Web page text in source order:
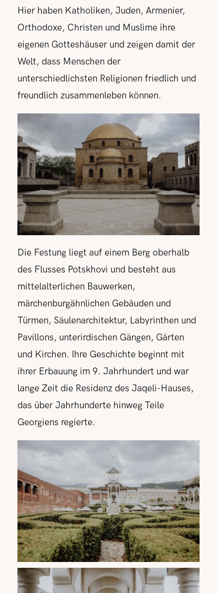
Hier haben Katholiken, Juden, Armenier,
Orthodoxe, Christen und Muslime ihre
eigenen Gotteshäuser und zeigen damit der
Welt, dass Menschen der
unterschiedlichsten Religionen friedlich und
freundlich zusammenleben können.
Die Festung liegt auf einem Berg oberhalb
des Flusses Potskhovi und besteht aus
mittelalterlichen Bauwerken,
märchenburgähnlichen Gebäuden und
Türmen, Säulenarchitektur, Labyrinthen und
Pavillons, unterirdischen Gängen, Gärten
und Kirchen. Ihre Geschichte beginnt mit
ihrer Erbauung im 9. Jahrhundert und war
lange Zeit die Residenz des Jaqeli-Hauses,
das über Jahrhunderte hinweg Teile
Georgiens regierte.